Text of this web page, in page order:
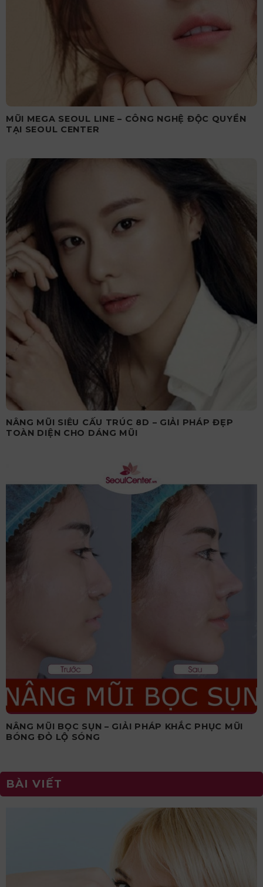
MŨI MEGA SEOUL LINE – CÔNG NGHỆ ĐỘC QUYỀN
TẠI SEOUL CENTER
NÂNG MŨI SIÊU CẤU TRÚC 8D – GIẢI PHÁP ĐẸP
TOÀN DIỆN CHO DÁNG MŨI
NÂNG MŨI BỌC SỤN – GIẢI PHÁP KHẮC PHỤC MŨI
BÓNG ĐỎ LỘ SÓNG
BÀI VIẾT